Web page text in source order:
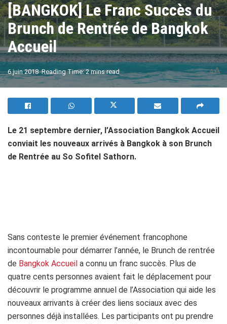
[BANGKOK] Le Franc Succès du
Brunch de Rentrée de Bangkok
Accueil
6 juin 2018 Reading Time: 2 mins read AA
Le 21 septembre dernier, l’Association Bangkok Accueil
conviait les nouveaux arrivés à Bangkok à son Brunch
de Rentrée au So Sofitel Sathorn.
Sans conteste le premier événement francophone
incontournable pour démarrer l’année, le Brunch de rentrée
de Bangkok Accueil a connu un franc succès. Plus de
quatre cents personnes avaient fait le déplacement pour
découvrir le programme annuel de l’Association qui aide les
nouveaux arrivants à créer des liens sociaux avec des
personnes déjà installées. Les participants ont pu prendre